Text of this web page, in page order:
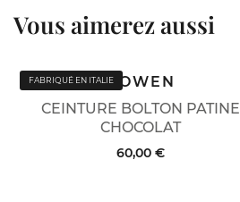
Vous aimerez aussi
FABRIQUÉ EN ITALIE
CEINTURE BOLTON PATINE
CHOCOLAT
BOWEN
60,00 €